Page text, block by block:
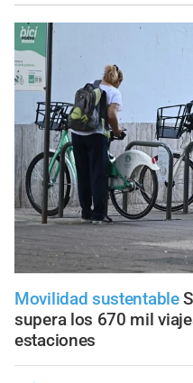
Movilidad sustentable
supera los 670 mil
estaciones